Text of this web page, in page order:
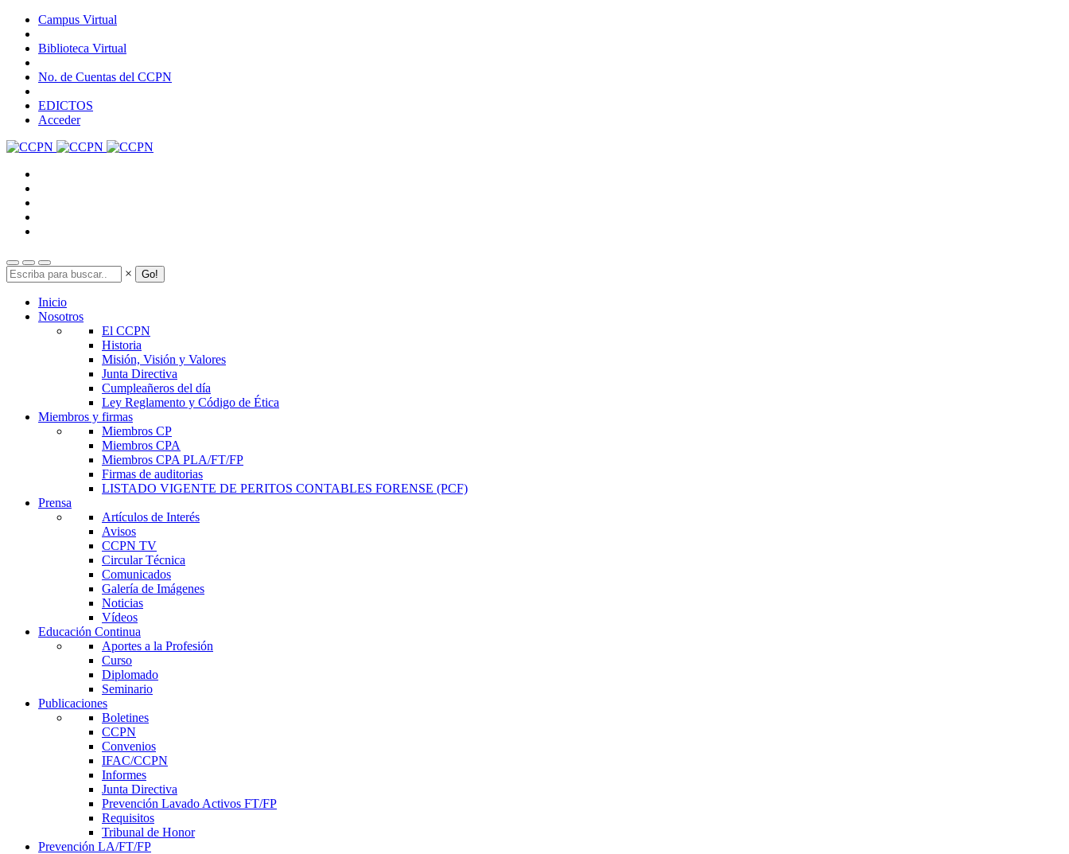
Pasar
contenido
principal
Campus Virtual
Biblioteca Virtual
No. de Cuentas del CCPN
EDICTOS
Acceder
Search ×
Inicio
Nosotros
El CCPN
Historia
Misión, Visión y Valores
Junta Directiva
Cumpleañeros del día
Ley Reglamento y Código de Ética
Miembros y firmas
Miembros CP
Miembros CPA
Miembros CPA PLA/FT/FP
Firmas de auditorias
LISTADO VIGENTE DE PERITOS CONTABLES FORENSE (PCF)
Prensa
Artículos de Interés
Avisos
CCPN TV
Circular Técnica
Comunicados
Galería de Imágenes
Noticias
Vídeos
Educación Continua
Aportes a la Profesión
Curso
Diplomado
Seminario
Publicaciones
Boletines
CCPN
Convenios
IFAC/CCPN
Informes
Junta Directiva
Prevención Lavado Activos FT/FP
Requisitos
Tribunal de Honor
Prevención LA/FT/FP